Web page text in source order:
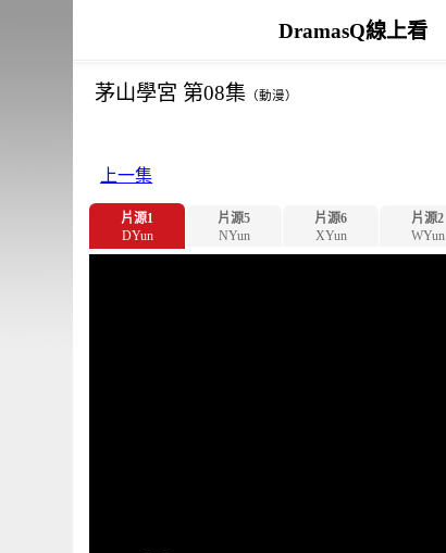
DramasQ線上看
茅山學宮 第08集 （動漫）
上一集
片源1
DYun
片源5
NYun
片源6
XYun
片源2
WYun